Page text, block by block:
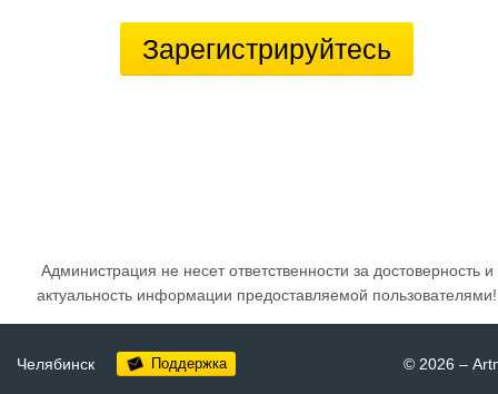
Зарегистрируйтесь
Администрация не несет ответственности за достоверность и
актуальность информации предоставляемой пользователями!
Челябинск Поддержка © 2026 –